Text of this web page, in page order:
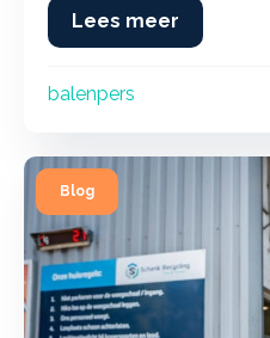
Lees meer
balenpers